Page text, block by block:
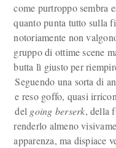
come purtroppo sembra
quanto punta tutto sulla
notoriamente non
gruppo di ottime scene
butta lì giusto per
Seguendo una sorta di
e reso goffo, quasi
del going berserk, della
renderlo almeno
apparenza, ma dispiace